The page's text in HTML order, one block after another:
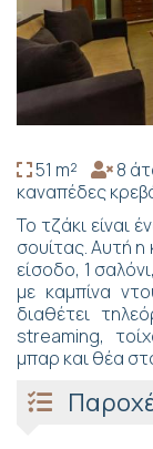
51 m² 8
καναπέδες
Το τζάκι είναι
σουίτας. Αυτή η
είσοδο, 1
με καμπίνα
διαθέτει
streaming,
μπαρ και θέα